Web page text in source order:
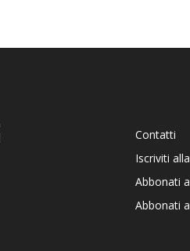
Contatti
Iscriviti
Abbonati
Abbonati